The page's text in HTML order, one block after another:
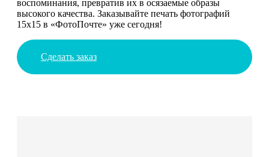
воспоминания, превратив их в осязаемые образы
высокого качества. Заказывайте печать фотографий
15х15 в «ФотоПочте» уже сегодня!
Сделать заказ